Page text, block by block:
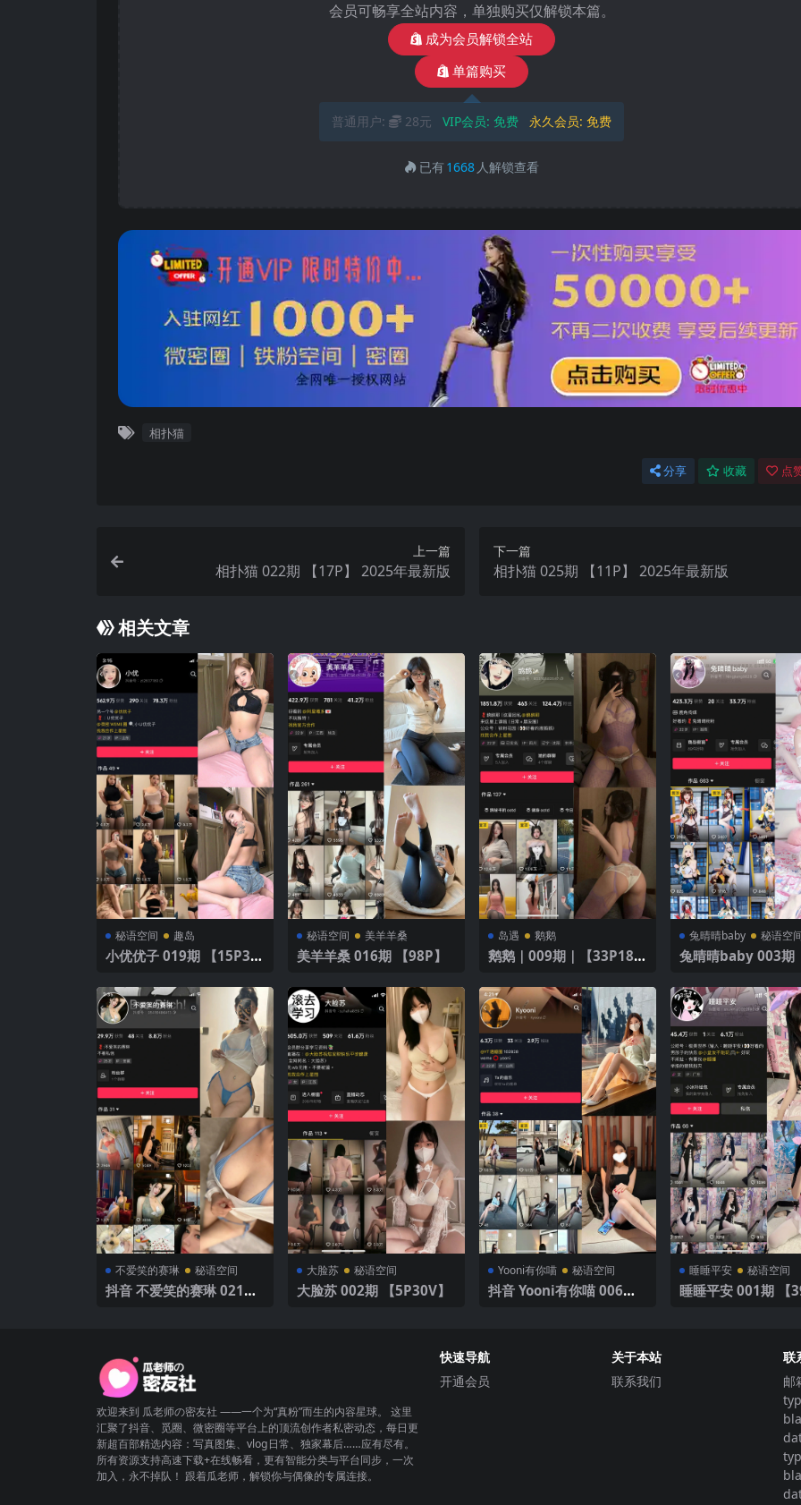
会员可畅享全站内容，单独购买仅解锁本篇。
成为会员解锁全站
单篇购买
普通用户: 28元 VIP会员: 免费 永久会员:免费
已有1668 人解锁查看
相扑猫
分享 收藏 点
上一篇
相扑猫 022期 【17P】 2025年最新版
下一篇
相扑猫 025期 【11P】 2025年最新版
相关文章
秘语空间 趣岛
小优优子 019期 【15P3
秘语空间 美羊羊桑
美羊羊桑 016期 【98P】
岛遇 鹅鹅
鹅鹅｜009期｜【33P18
兔晴晴baby 秘语空
兔晴晴baby 003期
不爱笑的赛琳 秘语空间
抖音 不爱笑的赛琳 021期
大脸苏 秘语空间
大脸苏 002期 【5P30V】
Yooni有你喵 秘语空间
抖音 Yooni有你喵 006期
睡睡平安 秘语空间
睡睡平安 001期
欢迎来到 瓜老师の密友社 ——一个为“真粉”而生的内容星球。 这里
汇聚了抖音、觅圈、微密圈等平台上的顶流创作者私密动态，每日更
新超百部精选内容：写真图集、vlog日常、独家幕后……应有尽有。
所有资源支持高速下载+在线畅看，更有智能分类与平台同步，一次
加入，永不掉队！ 跟着瓜老师，解锁你与偶像的专属连接。
快速导航
开通会员
关于本站
联系我们
联
邮